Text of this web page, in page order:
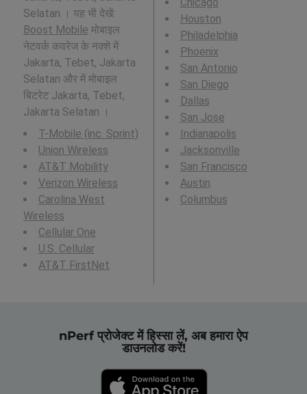
Selatan । यह भी देखें:
Boost Mobile मोबाइल
नेटवर्क कवरेज के नक्शे में
Jakarta, Tebet, Jakarta
Selatan और में मोबाइल
बिटरेट Jakarta, Tebet,
Jakarta Selatan ।
T-Mobile (inc. Sprint)
Union Wireless
AT&T Mobility
Verizon Wireless
Carolina West
Wireless
Cellular One
U.S. Cellular
AT&T FirstNet
Chicago
Houston
Philadelphia
Phoenix
San Antonio
San Diego
Dallas
San Jose
Indianapolis
Jacksonville
San Francisco
Austin
Columbus
nPerf प्रोजेक्ट में हिस्सा लें, अब हमारा ऐप
डाउनलोड करें!